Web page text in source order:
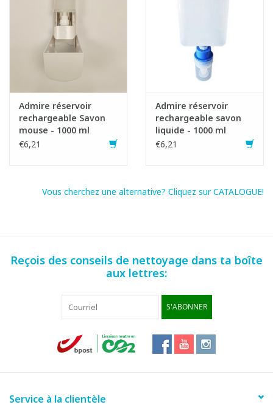
Admire réservoir
rechargeable Savon
mouse - 1000 ml
€6,21
Admire réservoir
rechargeable savon
liquide - 1000 ml
€6,21
Vous cherchez une alternative? Cliquez sur CATALOGUE!
Reçois des conseils de nettoyage dans ta boîte
aux lettres:
S'ABONNER
Service à la clientèle